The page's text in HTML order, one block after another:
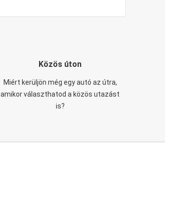
Közös úton
Miért kerüljön még egy autó az útra,
amikor választhatod a közös utazást
is?